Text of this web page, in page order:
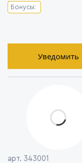
Бонусы:
Уведомить
арт. 343001